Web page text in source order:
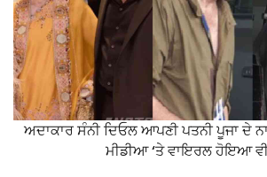
ਅਦਾਕਾਰ ਸੰਨੀ ਦਿਓਲ ਆਪਣੀ ਪਤਨੀ ਪੂਜਾ ਦੇ
ਮੀਡੀਆ ‘ਤੇ ਵਾਇਰਲ ਹੋਇਆ